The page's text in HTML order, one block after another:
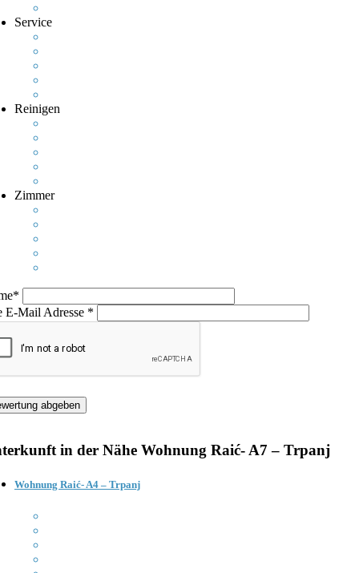
Service
Reinigen
Zimmer
E-Mail Adresse *
in der Nähe Wohnung Raić- A7 – Trpanj
Wohnung Raić- A4 – Trpanj